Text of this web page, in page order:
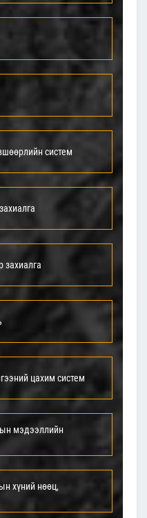
систем
захиалга
цахим систем
мэдээллийн
хүний нөөц,